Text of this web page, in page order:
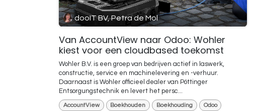
dooIT BV, Petra de Mol
Van AccountView naar Odoo: Wohler
kiest voor een cloudbased toekomst
Wohler B.V. is een groep van bedrijven actief in laswerk,
constructie, service en machinelevering en -verhuur.
Daarnaast is Wohler officieel dealer van Pöttinger
Entsorgungstechnik en levert het persc...
AccountView Boekhouden Boekhouding Odoo